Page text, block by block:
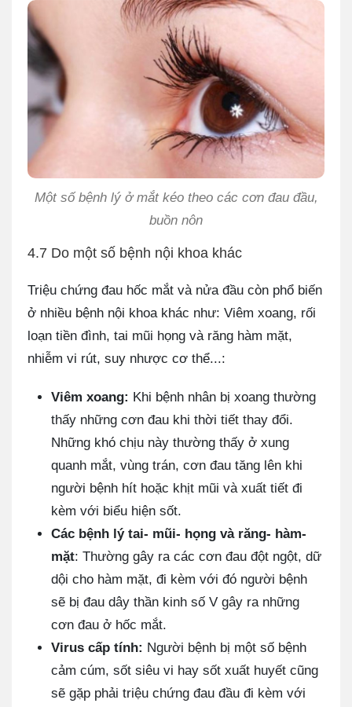
Một số bệnh lý ở mắt kéo theo các cơn đau đầu,
buồn nôn
4.7 Do một số bệnh nội khoa khác
Triệu chứng đau hốc mắt và nửa đầu còn phổ biến
ở nhiều bệnh nội khoa khác như: Viêm xoang, rối
loạn tiền đình, tai mũi họng và răng hàm mặt,
nhiễm vi rút, suy nhược cơ thể...:
Viêm xoang: Khi bệnh nhân bị xoang thường
thấy những cơn đau khi thời tiết thay đổi.
Những khó chịu này thường thấy ở xung
quanh mắt, vùng trán, cơn đau tăng lên khi
người bệnh hít hoặc khịt mũi và xuất tiết đi
kèm với biểu hiện sốt.
Các bệnh lý tai- mũi- họng và răng- hàm-
mặt: Thường gây ra các cơn đau đột ngột, dữ
dội cho hàm mặt, đi kèm với đó người bệnh
sẽ bị đau dây thần kinh số V gây ra những
cơn đau ở hốc mắt.
Virus cấp tính: Người bệnh bị một số bệnh
cảm cúm, sốt siêu vi hay sốt xuất huyết cũng
sẽ gặp phải triệu chứng đau đầu đi kèm với